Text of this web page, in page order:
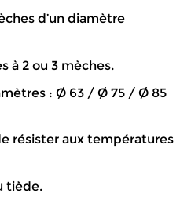
d’un diamètre
à 2 ou 3 mèches.
: Ø 63 / Ø 75 / Ø 85
résister aux températures
tiède.